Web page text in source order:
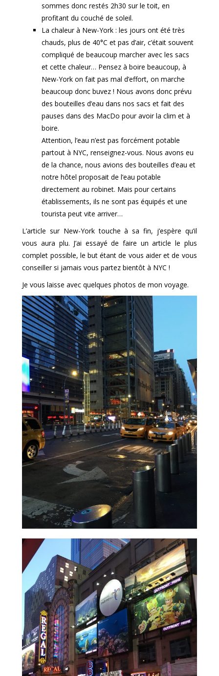
sommes donc restés 2h30 sur le toit, en
profitant du couché de soleil.
La chaleur à New-York : les jours ont été très
chauds, plus de 40°C et pas d’air, c’était souvent
compliqué de beaucoup marcher avec les sacs
et cette chaleur… Pensez à boire beaucoup, à
New-York on fait pas mal d’effort, on marche
beaucoup donc buvez ! Nous avons donc prévu
des bouteilles d’eau dans nos sacs et fait des
pauses dans des MacDo pour avoir la clim et à
boire.
Attention, l’eau n’est pas forcément potable
partout à NYC, renseignez-vous. Nous avons eu
de la chance, nous avions des bouteilles d’eau et
notre hôtel proposait de l’eau potable
directement au robinet. Mais pour certains
établissements, ils ne sont pas équipés et une
tourista peut vite arriver…
L’article sur New-York touche à sa fin, j’espère qu’il
vous aura plu. J’ai essayé de faire un article le plus
complet possible, le but étant de vous aider et de vous
conseiller si jamais vous partez bientôt à NYC !
Je vous laisse avec quelques photos de mon voyage.